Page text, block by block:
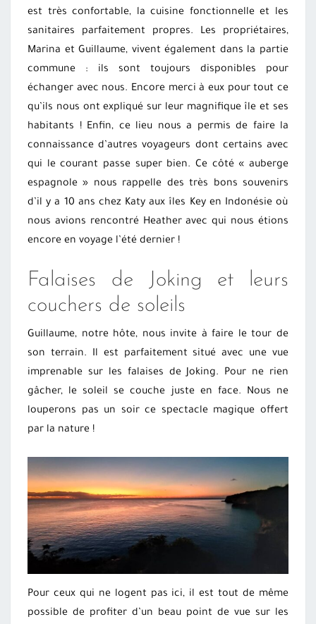
est très confortable, la cuisine fonctionnelle et les
sanitaires parfaitement propres. Les propriétaires,
Marina et Guillaume, vivent également dans la partie
commune : ils sont toujours disponibles pour
échanger avec nous. Encore merci à eux pour tout ce
qu’ils nous ont expliqué sur leur magnifique île et ses
habitants ! Enfin, ce lieu nous a permis de faire la
connaissance d’autres voyageurs dont certains avec
qui le courant passe super bien. Ce côté « auberge
espagnole » nous rappelle des très bons souvenirs
d’il y a 10 ans chez Katy aux îles Key en Indonésie où
nous avions rencontré Heather avec qui nous étions
encore en voyage l’été dernier !
Falaises de Joking et leurs
couchers de soleils
Guillaume, notre hôte, nous invite à faire le tour de
son terrain. Il est parfaitement situé avec une vue
imprenable sur les falaises de Joking. Pour ne rien
gâcher, le soleil se couche juste en face. Nous ne
louperons pas un soir ce spectacle magique offert
par la nature !
Pour ceux qui ne logent pas ici, il est tout de même
possible de profiter d’un beau point de vue sur les